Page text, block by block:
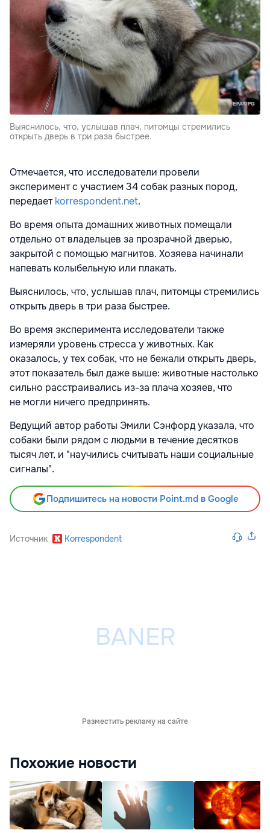
Выяснилось, что, услышав плач, питомцы стремились
открыть дверь в три раза быстрее.
Отмечается, что исследователи провели
эксперимент с участием 34 собак разных пород,
передаетkorrespondent.net.
Во время опыта домашних животных помещали
отдельно от владельцев за прозрачной дверью,
закрытой с помощью магнитов. Хозяева начинали
напевать колыбельную или плакать.
Выяснилось, что, услышав плач, питомцы стремились
открыть дверь в три раза быстрее.
Во время эксперимента исследователи также
измеряли уровень стресса у животных. Как
оказалось, у тех собак, что не бежали открыть дверь,
этот показатель был даже выше: животные настолько
сильно расстраивались из-за плача хозяев, что
не могли ничего предпринять.
Ведущий автор работы Эмили Сэнфорд указала, что
собаки были рядом с людьми в течение десятков
тысяч лет, и "научились считывать наши социальные
сигналы".
Подпишитесь на новости Point.md в Google
Источник Korrespondent
Разместить рекламу на сайте
Похожие новости